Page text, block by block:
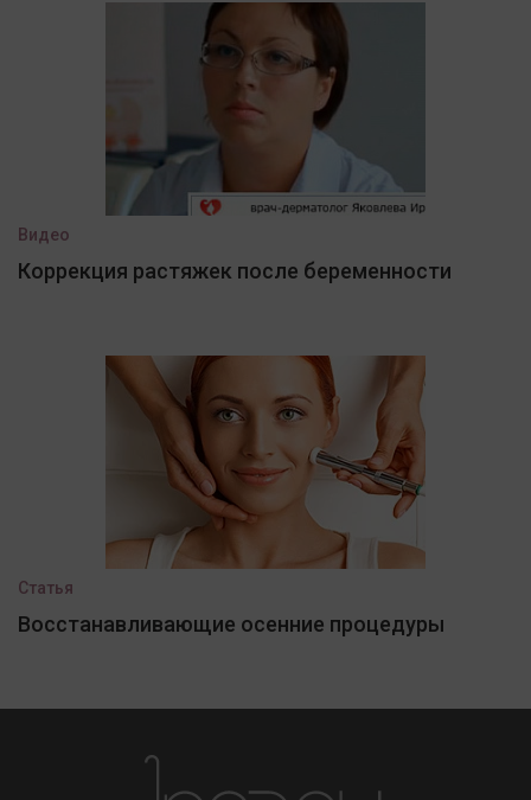
Видео
Коррекция растяжек после беременности
Статья
Восстанавливающие осенние процедуры